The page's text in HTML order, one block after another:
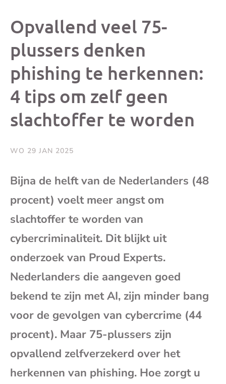
op
Facebook
op
X
op
Opvallend veel 75-
plussers denken
phishing te herkennen:
4 tips om zelf geen
slachtoffer te worden
WO 29 JAN 2025
Bijna de helft van de Nederlanders (48
procent) voelt meer angst om
slachtoffer te worden van
cybercriminaliteit. Dit blijkt uit
onderzoek van Proud Experts.
Nederlanders die aangeven goed
bekend te zijn met AI, zijn minder bang
voor de gevolgen van cybercrime (44
procent). Maar 75-plussers zijn
opvallend zelfverzekerd over het
herkennen van phishing. Hoe zorgt u